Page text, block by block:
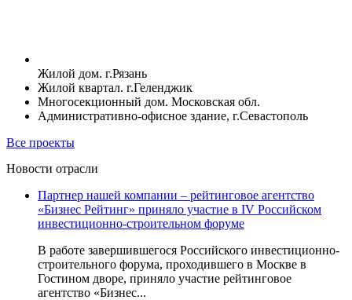
Жилой дом. г.Рязань
Жилой квартал. г.Геленджик
Многосекционный дом. Московская обл.
Административно-офисное здание, г.Севастополь
Все проекты
Новости отрасли
Партнер нашей компании – рейтинговое агентство
«Бизнес Рейтинг» приняло участие в IV Российском
инвестиционно-строительном форуме
В работе завершившегося Российского инвестиционно-
строительного форума, проходившего в Москве в
Гостином дворе, приняло участие рейтинговое
агентство «Бизнес...